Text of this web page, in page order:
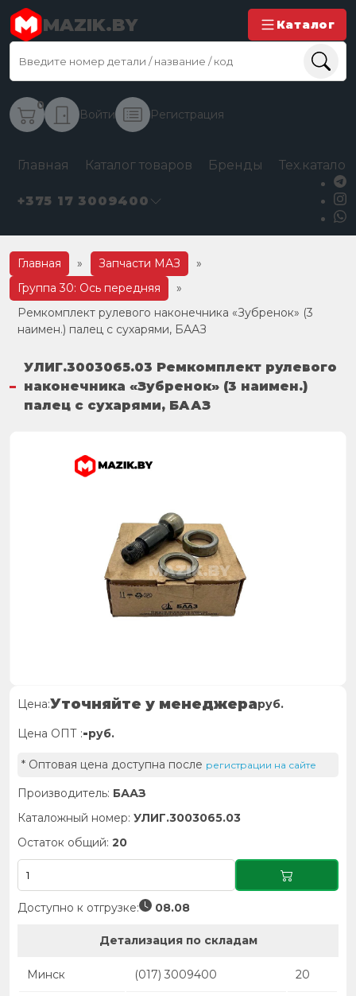
MAZIK.BY Каталог
0
Войти Регистрация
Главная Каталог товаров Бренды
+375 17 3009400
Главная » Запчасти МАЗ
»
Группа 30: Ось передняя
»
Ремкомплект рулевого наконечника «Зубренок» (3
наимен.) палец с сухарями, БААЗ
УЛИГ.3003065.03 Ремкомплект рулевого
наконечника «Зубренок» (3 наимен.)
палец с сухарями, БААЗ
Цена:Уточняйте у менеджераруб.
Цена ОПТ :-руб.
* Оптовая цена доступна после регистрации на сайте
Производитель: БААЗ
Каталожный номер: УЛИГ.3003065.03
Остаток общий: 20
Доступно к отгрузке: 08.08
Детализация по складам
Минск (017) 3009400 20